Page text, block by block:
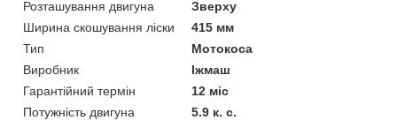
Розташування двигуна
Зверху
Ширина скошування ліски
415 мм
Тип
Мотокоса
Виробник
Іжмаш
Гарантійний термін
12 міс
Потужність двигуна
5.9 к. с.